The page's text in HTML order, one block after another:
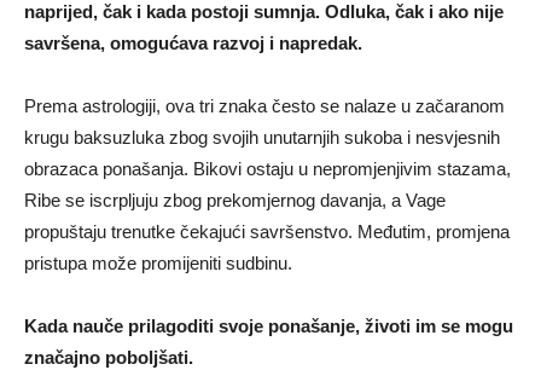
naprijed, čak i kada postoji sumnja. Odluka, čak i ako nije
savršena, omogućava razvoj i napredak.
Prema astrologiji, ova tri znaka često se nalaze u začaranom
krugu baksuzluka zbog svojih unutarnjih sukoba i nesvjesnih
obrazaca ponašanja. Bikovi ostaju u nepromjenjivim stazama,
Ribe se iscrpljuju zbog prekomjernog davanja, a Vage
propuštaju trenutke čekajući savršenstvo. Međutim, promjena
pristupa može promijeniti sudbinu.
Kada nauče prilagoditi svoje ponašanje, životi im se mogu
značajno poboljšati.